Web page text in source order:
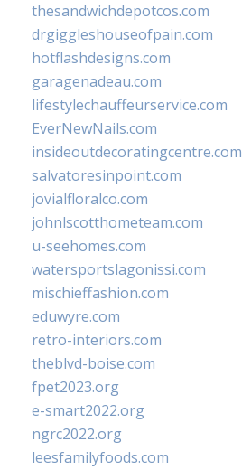
thesandwichdepotcos.com
drgiggleshouseofpain.com
hotflashdesigns.com
garagenadeau.com
lifestylechauffeurservice.com
EverNewNails.com
insideoutdecoratingcentre.com
salvatoresinpoint.com
jovialfloralco.com
johnlscotthometeam.com
u-seehomes.com
watersportslagonissi.com
mischieffashion.com
eduwyre.com
retro-interiors.com
theblvd-boise.com
fpet2023.org
e-smart2022.org
ngrc2022.org
leesfamilyfoods.com